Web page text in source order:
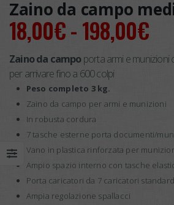
Zaino da campo
18,00€-198,00€
di
a
Zaino da campoporta armi e munizioni
per arrivare fino a 600 colpi
Peso completo 3 kg.
Zaino da campo per armi e munizioni
In robusta cordura
7 tasche esterne porta documenti/
Vano in plastica rinforzata per
Ampio spazio interno con tasche
Porta caricatori da 7 caricatori
Ampia regolazione spallacci